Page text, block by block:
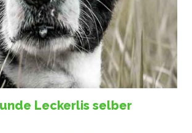
Leckerlis selber